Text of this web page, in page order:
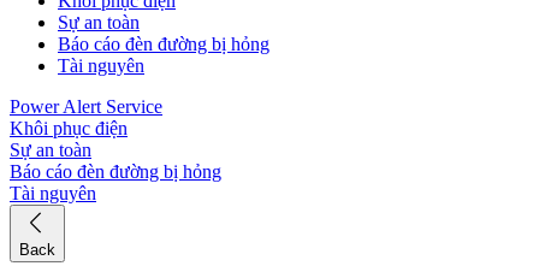
Sự an toàn
Báo cáo đèn đường bị hỏng
Tài nguyên
Power Alert Service
Khôi phục điện
Sự an toàn
Báo cáo đèn đường bị hỏng
Tài nguyên
Back